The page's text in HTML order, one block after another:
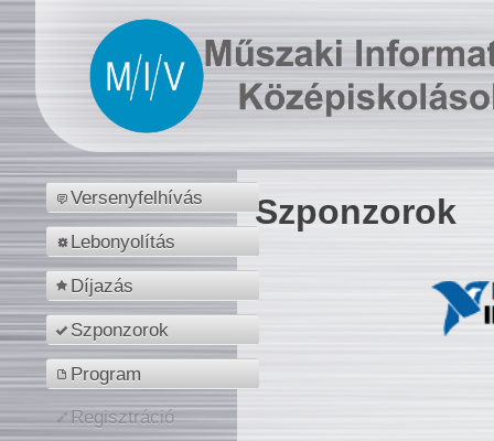
Versenyfelhívás
Lebonyolítás
Díjazás
Szponzorok
Program
Regisztráció
Szponzorok